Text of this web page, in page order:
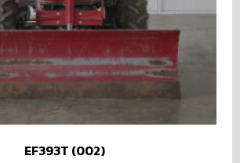
EF393T (002)